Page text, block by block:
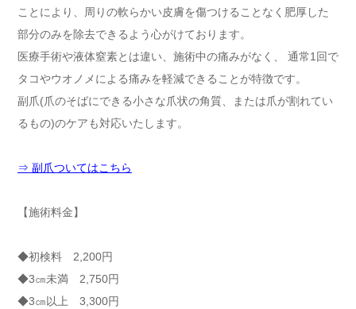
ことにより、周りの軟らかい皮膚を傷つけることなく肥厚した
部分のみを除去できるよう心がけております。
医療手術や液体窒素とは違い、施術中の痛みがなく、 通常1回で
タコやウオノメによる痛みを軽減できることが特徴です。
副爪(爪のそばにできる小さな爪状の角質、または爪が割れてい
るもの)のケアも対応いたします。
⇒ 副爪ついてはこちら
【施術料金】
◆初検料 2,200円
◆3㎝未満 2,750円
◆3㎝以上 3,300円